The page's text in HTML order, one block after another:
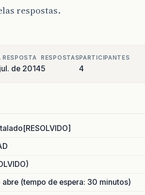
respostas.
RESPOSTA
de 2014
RESPOSTAS
5
PARTICIPANTES
4
(tempo de espera: 30 minutos)